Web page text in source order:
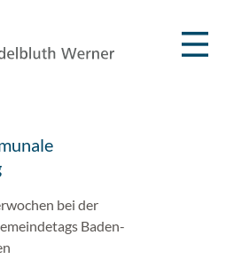
bei der
Baden-